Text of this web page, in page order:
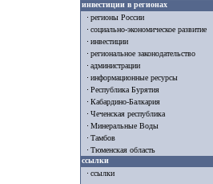
инвестиции в регионах
регионы России
социально-экономическое развитие
инвестиции
региональное законодательство
администрации
информационные ресурсы
Республика Бурятия
Кабардино-Балкария
Чеченская республика
Минеральные Воды
Тамбов
Тюменская область
ссылки
ссылки